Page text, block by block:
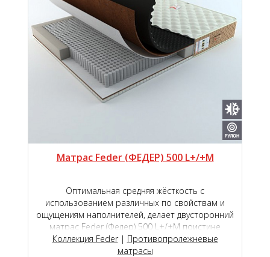
Матрас Feder (ФЕДЕР) 500 L+/+M
Оптимальная средняя жёсткость с
использованием различных по свойствам и
ощущениям наполнителей, делает двусторонний
матрас Feder (Федер) 500 L+/+М поистине
универсальной моделью, которая подойдёт как
молодым, так и пожилым людям.
Коллекция Feder| Противопролежневые
матрасы